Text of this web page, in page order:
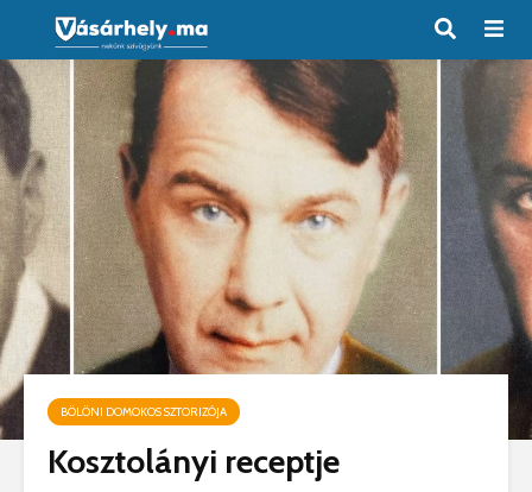
BÖLÖNI DOMOKOS SZTORIZÓJA
Kosztolányi receptje